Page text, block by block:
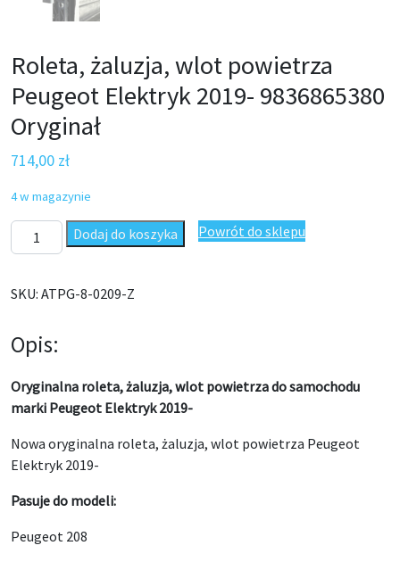
Roleta, żaluzja, wlot powietrza
Peugeot Elektryk 2019- 9836865380
Oryginał
714,00 zł
4 w magazynie
ilość Roleta, żaluzja, wlot powietrza Peugeot Elektryk 2019-
Dodaj do koszyka Powrót do sklepu
SKU: ATPG-8-0209-Z
Opis:
Oryginalna roleta, żaluzja, wlot powietrza do samochodu
marki Peugeot Elektryk 2019-
Nowa oryginalna roleta, żaluzja, wlot powietrza Peugeot
Elektryk 2019-
Pasuje do modeli:
Peugeot 208